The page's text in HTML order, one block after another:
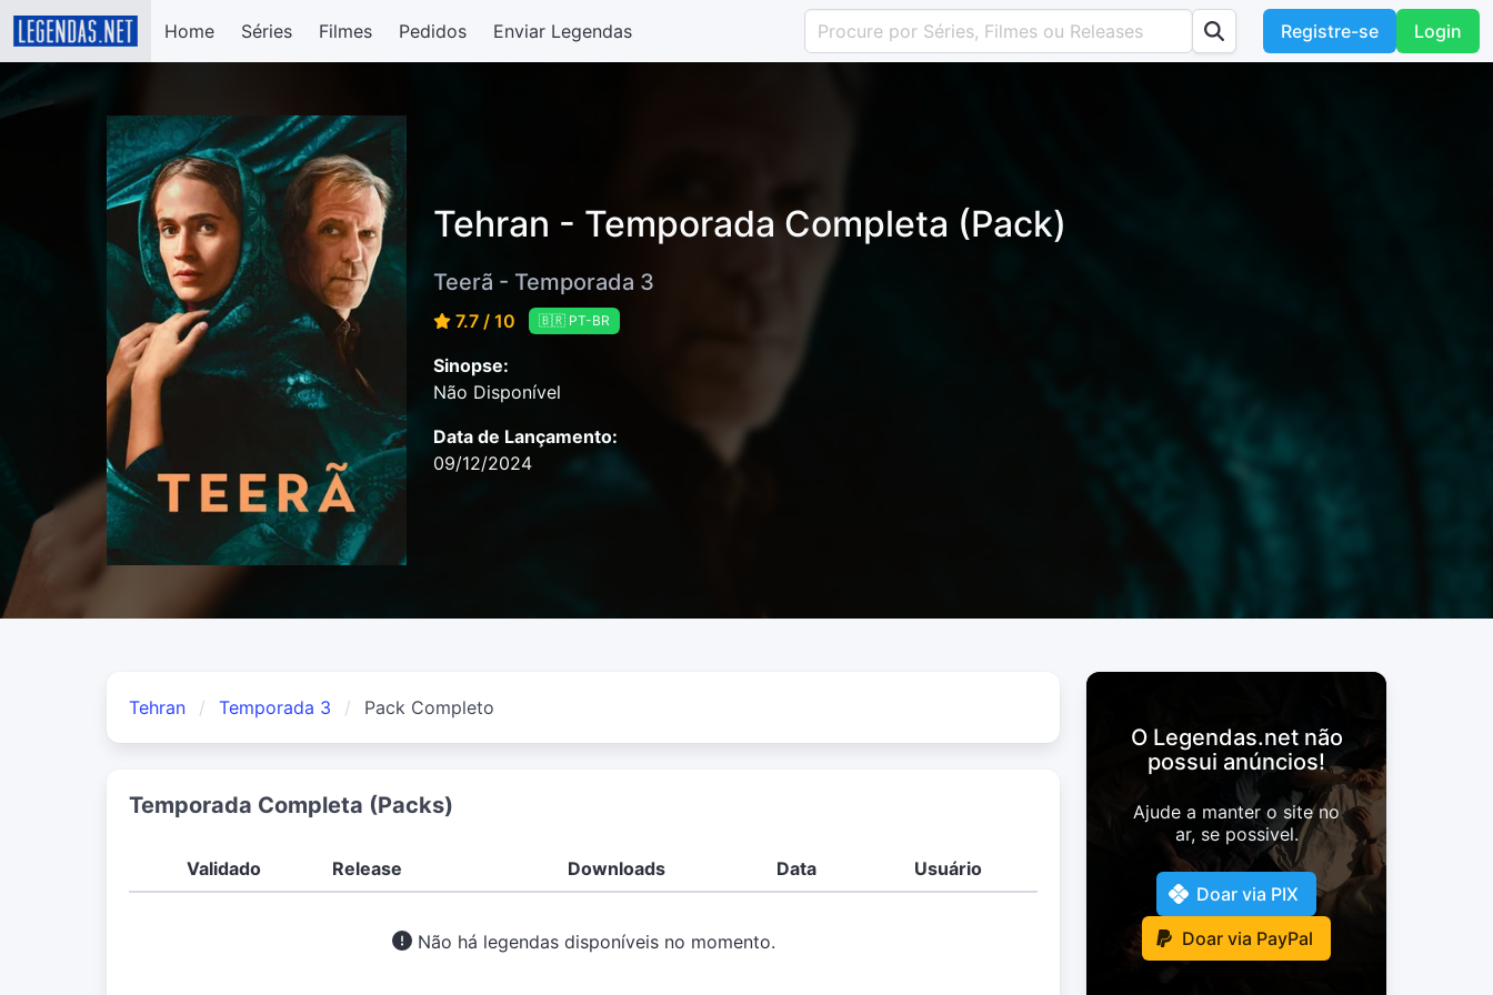
Home Séries Filmes Pedidos Enviar Legendas Registre-se Login
Tehran - Temporada Completa (Pack)
Teerã - Temporada 3
7.7 / 10 🇧🇷 PT-BR
Sinopse:
Não Disponível
Data de Lançamento:
09/12/2024
Tehran Temporada 3 Pack Completo
Temporada Completa (Packs)
Validado Release Downloads Data Usuário
Não há legendas disponíveis no momento.
O Legendas.net não
possui anúncios!
Ajude a manter o site no
ar, se possivel.
Doar via PIX
Doar via PayPal